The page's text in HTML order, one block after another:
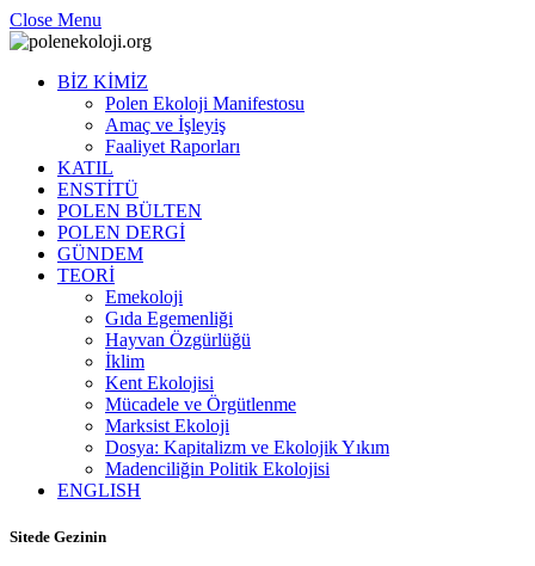
Close Menu
BİZ KİMİZ
Polen Ekoloji Manifestosu
Amaç ve İşleyiş
Faaliyet Raporları
KATIL
ENSTİTÜ
POLEN BÜLTEN
POLEN DERGİ
GÜNDEM
TEORİ
Emekoloji
Gıda Egemenliği
Hayvan Özgürlüğü
İklim
Kent Ekolojisi
Mücadele ve Örgütlenme
Marksist Ekoloji
Dosya: Kapitalizm ve Ekolojik Yıkım
Madenciliğin Politik Ekolojisi
ENGLISH
Sitede Gezinin